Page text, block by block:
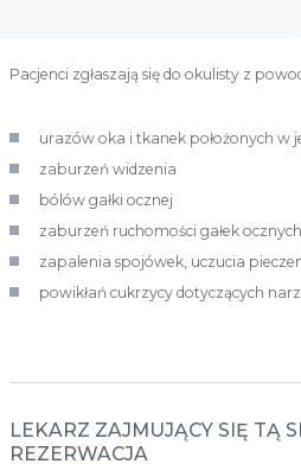
Pacjenci zgłaszają się do okulisty z
urazów oka i tkanek położonych w
zaburzeń widzenia
bólów gałki ocznej
zaburzeń ruchomości gałek ocznych
zapalenia spojówek, uczucia
powikłań cukrzycy dotyczących
LEKARZ ZAJMUJĄCY SIĘ TĄ
REZERWACJA